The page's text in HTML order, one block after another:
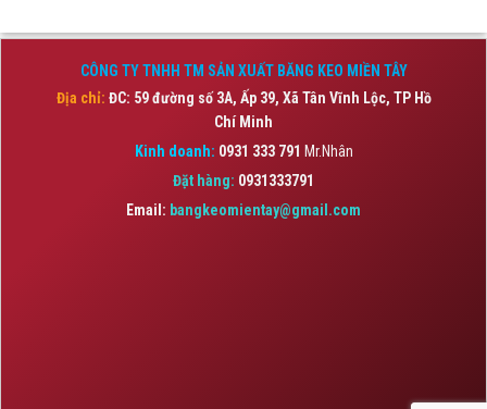
CÔNG TY TNHH TM SẢN XUẤT BĂNG KEO MIỀN TÂY
Địa chỉ: ĐC: 59 đường số 3A, Ấp 39, Xã Tân Vĩnh Lộc, TP Hồ
Chí Minh
Kinh doanh: 0931 333 791 Mr.Nhân
Đặt hàng: 0931333791
Email: bangkeomientay@gmail.com